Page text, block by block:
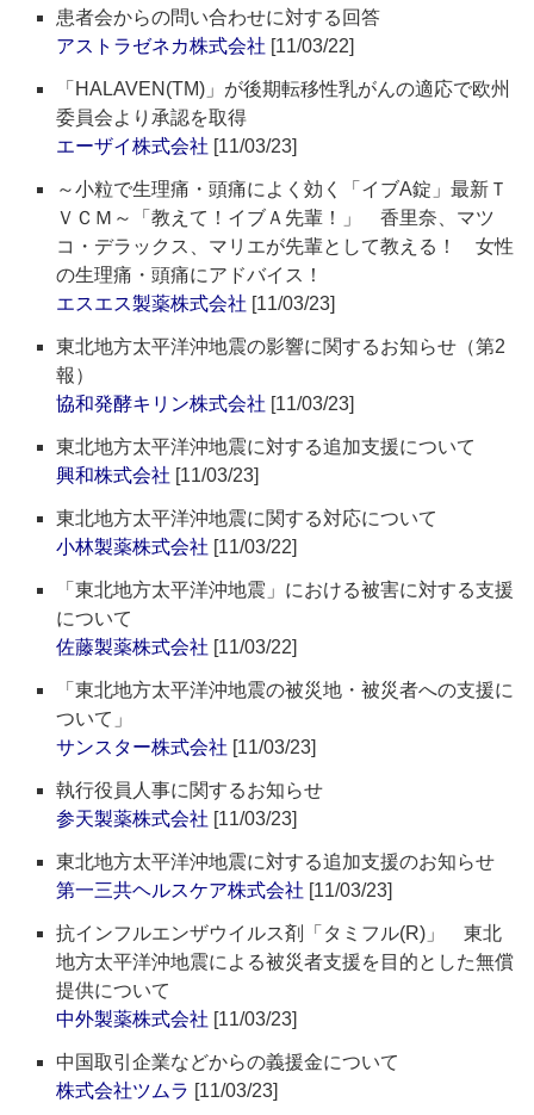
患者会からの問い合わせに対する回答
アストラゼネカ株式会社 [11/03/22]
「HALAVEN(TM)」が後期転移性乳がんの適応で欧州
委員会より承認を取得
エーザイ株式会社 [11/03/23]
～小粒で生理痛・頭痛によく効く「イブA錠」最新Ｔ
ＶＣＭ～「教えて！イブＡ先輩！」 香里奈、マツ
コ・デラックス、マリエが先輩として教える！ 女性
の生理痛・頭痛にアドバイス！
エスエス製薬株式会社 [11/03/23]
東北地方太平洋沖地震の影響に関するお知らせ（第2
報）
協和発酵キリン株式会社 [11/03/23]
東北地方太平洋沖地震に対する追加支援について
興和株式会社 [11/03/23]
東北地方太平洋沖地震に関する対応について
小林製薬株式会社 [11/03/22]
「東北地方太平洋沖地震」における被害に対する支援
について
佐藤製薬株式会社 [11/03/22]
「東北地方太平洋沖地震の被災地・被災者への支援に
ついて」
サンスター株式会社 [11/03/23]
執行役員人事に関するお知らせ
参天製薬株式会社 [11/03/23]
東北地方太平洋沖地震に対する追加支援のお知らせ
第一三共ヘルスケア株式会社 [11/03/23]
抗インフルエンザウイルス剤「タミフル(R)」 東北
地方太平洋沖地震による被災者支援を目的とした無償
提供について
中外製薬株式会社 [11/03/23]
中国取引企業などからの義援金について
株式会社ツムラ [11/03/23]